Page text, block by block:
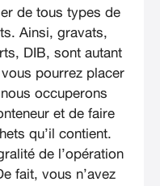
de tous types de
Ainsi, gravats,
DIB, sont autant
pourrez placer
occuperons
et de faire
qu’il contient.
de l’opération
fait, vous n’avez